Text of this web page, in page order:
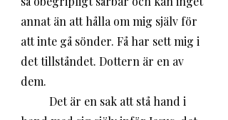
annat än att hålla om mig själv för
att inte gå sönder. Få har sett mig i
det tillståndet. Dottern är en av
dem.